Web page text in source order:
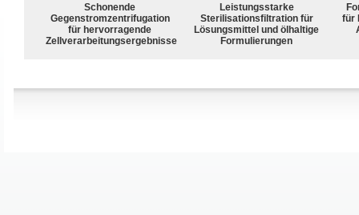
Schonende
Gegenstromzentrifugation
für hervorragende
Zellverarbeitungsergebnisse
Leistungsstarke
Sterilisationsfiltration für
Lösungsmittel und ölhaltige
Formulierungen
für